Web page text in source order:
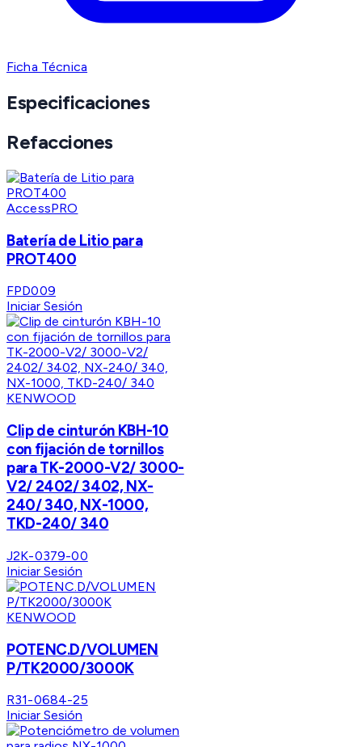
Ficha Técnica
Especificaciones
Refacciones
AccessPRO
Batería de Litio para
PROT400
FPD009
Iniciar Sesión
KENWOOD
Clip de cinturón KBH-10
con fijación de tornillos
para TK-2000-V2/ 3000-
V2/ 2402/ 3402, NX-
240/ 340, NX-1000,
TKD-240/ 340
J2K-0379-00
Iniciar Sesión
KENWOOD
POTENC.D/VOLUMEN
P/TK2000/3000K
R31-0684-25
Iniciar Sesión